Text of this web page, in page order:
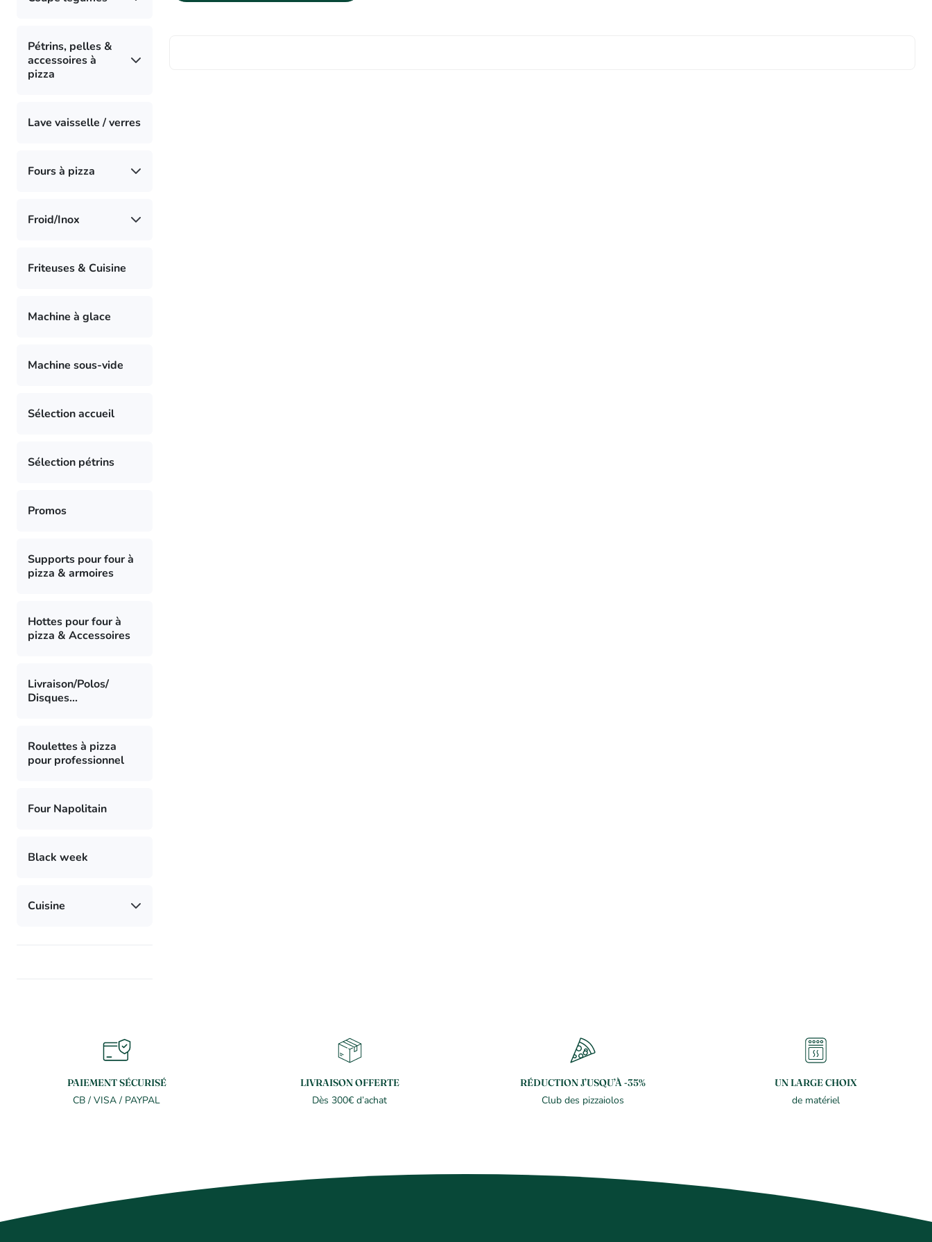
Pétrins, pelles &
accessoires à
pizza
Lave vaisselle / verres
Fours à pizza
Froid/Inox
Friteuses & Cuisine
Machine à glace
Machine sous-vide
Sélection accueil
Sélection pétrins
Promos
Supports pour four à
pizza & armoires
Hottes pour four à
pizza & Accessoires
Livraison/Polos/
Disques...
Roulettes à pizza
pour professionnel
Four Napolitain
Black week
Cuisine
PAIEMENT SÉCURISÉ
CB / VISA / PAYPAL
LIVRAISON OFFERTE
Dès 300€ d’achat
RÉDUCTION J’USQU’À -35%
Club des pizzaiolos
UN LARGE CHOIX
de matériel